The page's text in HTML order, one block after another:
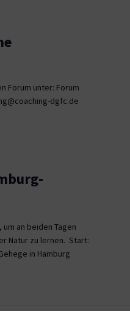
Forum unter: Forum
dgfc.de
an beiden Tagen
Natur zu lernen. Start:
in Hamburg